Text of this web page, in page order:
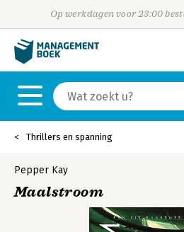
Op werkdagen voor 23:00
Thrillers en spanning
Pepper Kay
Maalstroom